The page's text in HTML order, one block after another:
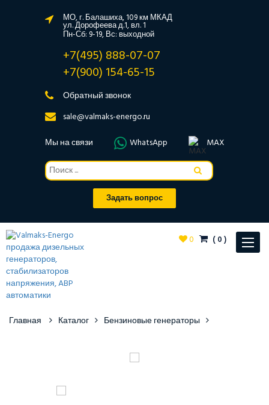
МО, г. Балашиха, 109 км МКАД
ул. Дорофеева д.1, вл. 1
Пн-Сб: 9-19, Вс: выходной
+7(495) 888-07-07
+7(900) 154-65-15
Обратный звонок
sale@valmaks-energo.ru
Мы на связи
WhatsApp MAX
Задать вопрос
Toggle
0 (0)
Главная Каталог Бензиновые генераторы